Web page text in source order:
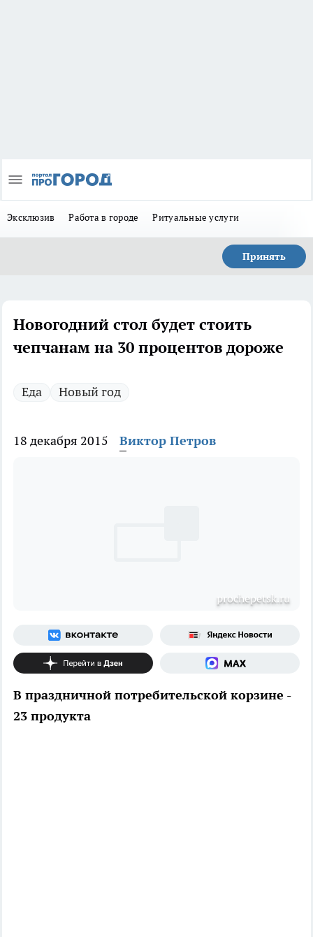
Эксклюзив Работа в городе Ритуальные услуги
Принять
Новогодний стол будет стоить
чепчанам на 30 процентов дороже
Еда Новый год
18 декабря 2015 Виктор Петров
рrochepetsk.ru
В праздничной потребительской корзине -
23 продукта